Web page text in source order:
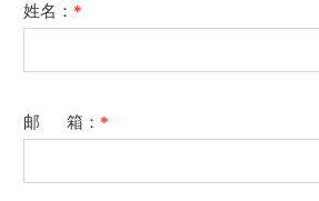
姓名： *
邮 箱： *